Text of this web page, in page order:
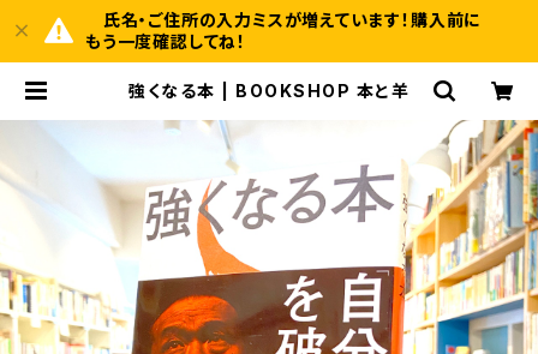
氏名・ご住所の入力ミスが増えています！購入前に
もう一度確認してね！
強くなる本 | BOOKSHOP 本と羊